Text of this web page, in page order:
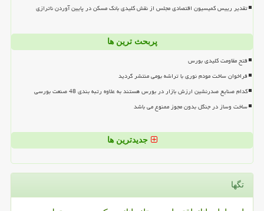
تقدیر رییس کمیسیون اقتصادی مجلس از نقش کلیدی بانک مسکن در پایین آوردن ناترازی
پربحث ترین ها
فتح مقاومت کلیدی بورس
فراخوان ساخت مودم نوری با تراشه بومی منتشر گردید
کدام صنایع صدرنشین ارزش بازار در بورس هستند به علاوه رتبه بندی 48 صنعت بورسی
ساخت وساز در جنگل بدون مجوز ممنوع می باشد
جدیدترین ها
تگها